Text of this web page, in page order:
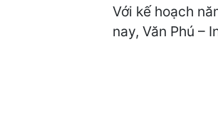
Với kế hoạch
nay, Văn Phú –